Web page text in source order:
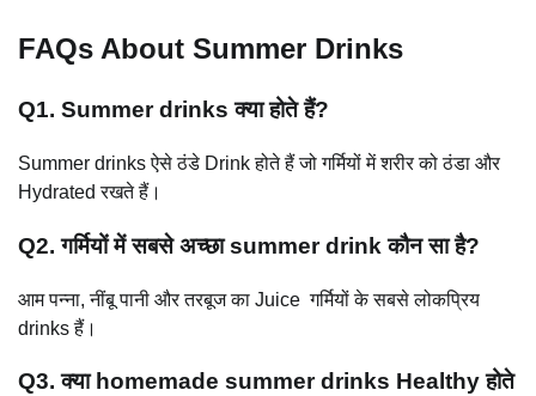
FAQs About Summer Drinks
Q1. Summer drinks क्या होते हैं?
Summer drinks ऐसे ठंडे Drink होते हैं जो गर्मियों में शरीर को ठंडा और
Hydrated रखते हैं।
Q2. गर्मियों में सबसे अच्छा summer drink कौन सा है?
आम पन्ना, नींबू पानी और तरबूज का Juice गर्मियों के सबसे लोकप्रिय
drinks हैं।
Q3. क्या homemade summer drinks Healthy होते